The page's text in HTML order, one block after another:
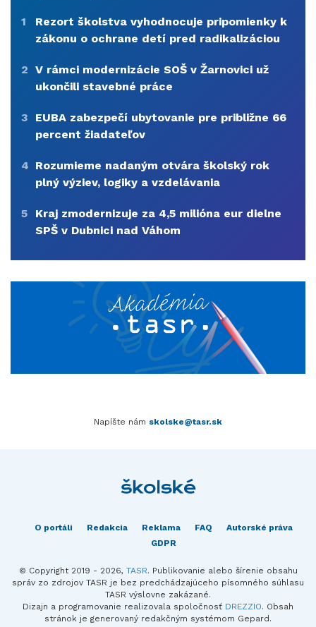
1
Rezort školstva vyhodnocuje pripomienky k
zákonu o ochrane detí pred radikalizáciou
2 V rámci modernizácie SOŠ v Žarnovici už
ukončili stavebné práce
3
EUBA zabezpečí ubytovanie pre približne 66
percent žiadateľov
4 Rozumieme nadaným otvára školský rok
plný výziev, logiky a vzdelávania
5
Kraj zmodernizuje za 4,5 milióna eur dielne
SPŠ v Dubnici nad Váhom
Napíšte nám skolske@tasr.sk
O portáli Redakcia Reklama FAQ
Autorské práva
GDPR
© Copyright 2019 - 2026, TASR. Publikovanie alebo šírenie obsahu
správ zo zdrojov TASR je bez predchádzajúceho písomného súhlasu
TASR výslovne zakázané.
Dizajn a programovanie realizovala spoločnosť DREZZIO. Obsah
stránok je generovaný redakčným systémom Gepard.